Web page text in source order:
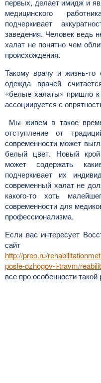
первых, делает имидж и
медицинского
подчеркивает
заведения. Человек ведь
халат не понятно чем
происхождения.
Такому врачу и жизнь-то
одежда врачей
«белые халаты» пришло
ассоциируется с
Мы живем в такое
отступление от
современности может
белый цвет. Новый крой
может содержать
подчеркивает их
современный халат не
какого-то хоть
современности для
профессионализма.
Если вас интересует
сайт
http://preo.ru/
posle-ozhogov-i-travm/
все про особенности